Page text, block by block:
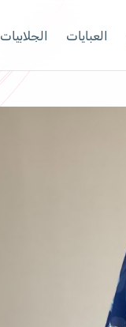
العبايات الجلابيات